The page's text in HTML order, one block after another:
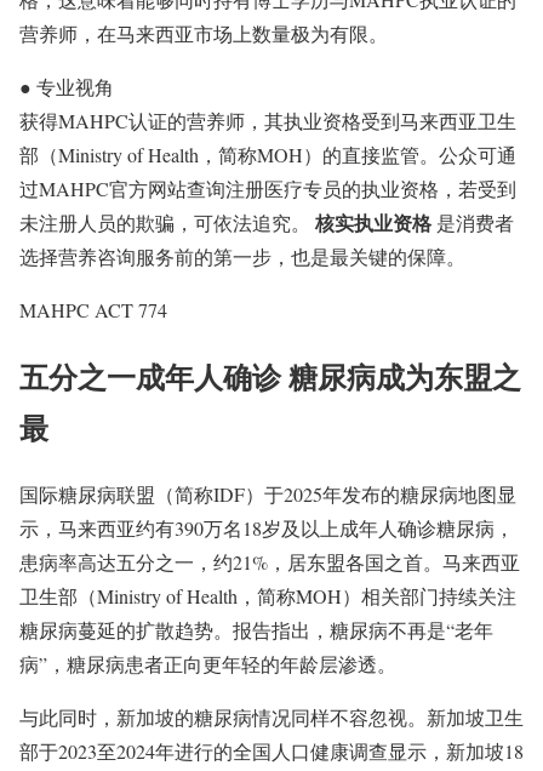
营养师，在马来西亚市场上数量极为有限。
● 专业视角
获得MAHPC认证的营养师，其执业资格受到马来西亚卫生
部（Ministry of Health，简称MOH）的直接监管。公众可通
过MAHPC官方网站查询注册医疗专员的执业资格，若受到
未注册人员的欺骗，可依法追究。 核实执业资格 是消费者
选择营养咨询服务前的第一步，也是最关键的保障。
MAHPC ACT 774
五分之一成年人确诊 糖尿病成为东盟之
最
国际糖尿病联盟（简称IDF）于2025年发布的糖尿病地图显
示，马来西亚约有390万名18岁及以上成年人确诊糖尿病，
患病率高达五分之一，约21%，居东盟各国之首。马来西亚
卫生部（Ministry of Health，简称MOH）相关部门持续关注
糖尿病蔓延的扩散趋势。报告指出，糖尿病不再是“老年
病”，糖尿病患者正向更年轻的年龄层渗透。
与此同时，新加坡的糖尿病情况同样不容忽视。新加坡卫生
部于2023至2024年进行的全国人口健康调查显示，新加坡18